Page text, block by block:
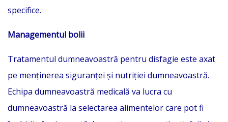
specifice.
Managementul bolii
Tratamentul dumneavoastră pentru disfagie este axat
pe menținerea siguranței și nutriției dumneavoastră.
Echipa dumneavoastră medicală va lucra cu
dumneavoastră la selectarea alimentelor care pot fi